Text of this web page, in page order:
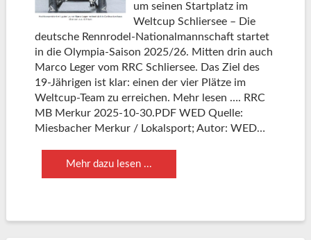
um seinen Startplatz im
Weltcup Schliersee – Die
deutsche Rennrodel-Nationalmannschaft startet
in die Olympia-Saison 2025/26. Mitten drin auch
Marco Leger vom RRC Schliersee. Das Ziel des
19-Jährigen ist klar: einen der vier Plätze im
Weltcup-Team zu erreichen. Mehr lesen …. RRC
MB Merkur 2025-10-30.PDF WED Quelle:
Miesbacher Merkur / Lokalsport; Autor: WED…
Mehr dazu lesen ...